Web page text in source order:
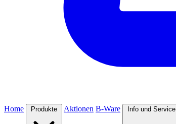
Home Produkte Aktionen B-Ware Info und Service